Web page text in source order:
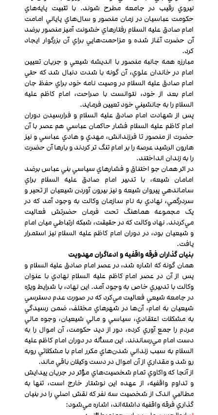
نيروي رقيب در جامعه مطرح شوند. با تثبيت پايه‌هاي
حکومت عباسيان در زمان منصور و سال‌هاي پاياني امامت
امام صادق عليه السلام رفتارهاي خشونت آميز منصور برضد
آن حضرت آغاز شده و مزاحمت‌هايي براي آن بزرگوار ايجاد
كرد.
مبارزه همه جانبه منصور با انديشه شيعي و جريان تعيين
امام در خاندان علوي، آن گونه با شدت دنبال شد که حتي
امام صادق عليه السلام در وصيت نامه خود براي حفظ جان
امام بعد از خود، نتوانست با صراحت، امام کاظم عليه
السلام را به جانشيني خود تعيين فرمايد.
پس از شهادت امام صادق عليه السلام و فرارسيدن دوران
امام کاظم عليه السلام فشار حاکمان عباسي هم عصر با آن
حضرت از منصور تا فرزندانش، مهدي و هادي عباسي و نيز
هارون الرشيد عرصه را بر امام تنگ تر كردند و بارها آن حضرت
را به زندان انداختند.
در اثر همان جو اختناق و فشارهاي سياسي بني عباس برضد
امامان شيعه، با تدبير امام صادق عليه السلام براي
ساماندهي پيروان شيعه و نيز بيرون آوردن شيعيان از تحير و
سردرگمي، نهادي به نام سازمان وکالت به وجود آمد که در
يک مجموعه هماهنگ تحت فرمان حضرتش فعاليت
مي‌كردند. نهاد وکالت که در حقيقت، شبکه ارتباطي ميان امام
و شيعيان بود، در دوران امام کاظم عليه السلام نيز استمرار
يافت.
بنيان گذاران فرقه واقفیه و ادعاگران مهدويت
همان گونه که اشاره شد، در عصر امام صادق عليه السلام و
پس از آن در عصر امام کاظم عليه السلام نهادي با عنوان
وکالت با تدبيري خاص به وجود آمد. اين نهاد، با شرايط ويژه
در جامعه شيعي فعاليت مي‌كرد که در صورت عدم دسترسي
شيعيان به امام، آن‌ها در شهرهاي مختلف، ضمن رسيدگي
به مشکلات اعتقادي، سياسي و مالي شيعيان، وجوه مالي
مردم را جمع آوري كرده، دور از ديد حکومت، آن اموال را به
دست امام مي‌رساندند. اين مسأله در دوران امام کاظم عليه
السلام به سبب زنداني شدن‌هاي مکرر امام با مشکلاتي روبه
رو شد و مقداري از آن اموال در دست وکيلان باقي ماند.
از آنجا که واکاوي تمام شخصيت‌هاي مؤثر در جريان پيدايش
و تداوم واقفیه، از عهده اين نوشتار خارج است، تنها به
مطالبي اندک از شخصيت سه نفر که نقش اصلي را در بنيان
گذاري فرقه واقفیه داشته‌اند، اشاره مي‌شود: